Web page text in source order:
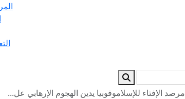
مرصد الإفتاء للإسلاموفوبيا يدين الهجوم الإرهابي عل...